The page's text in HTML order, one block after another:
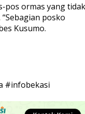
pos ormas yang tidak
posko
Kusumo.
#infobekasi